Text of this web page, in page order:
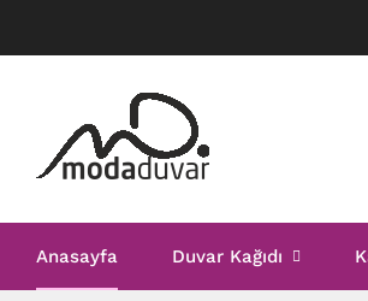
Anasayfa Duvar Kağıdı